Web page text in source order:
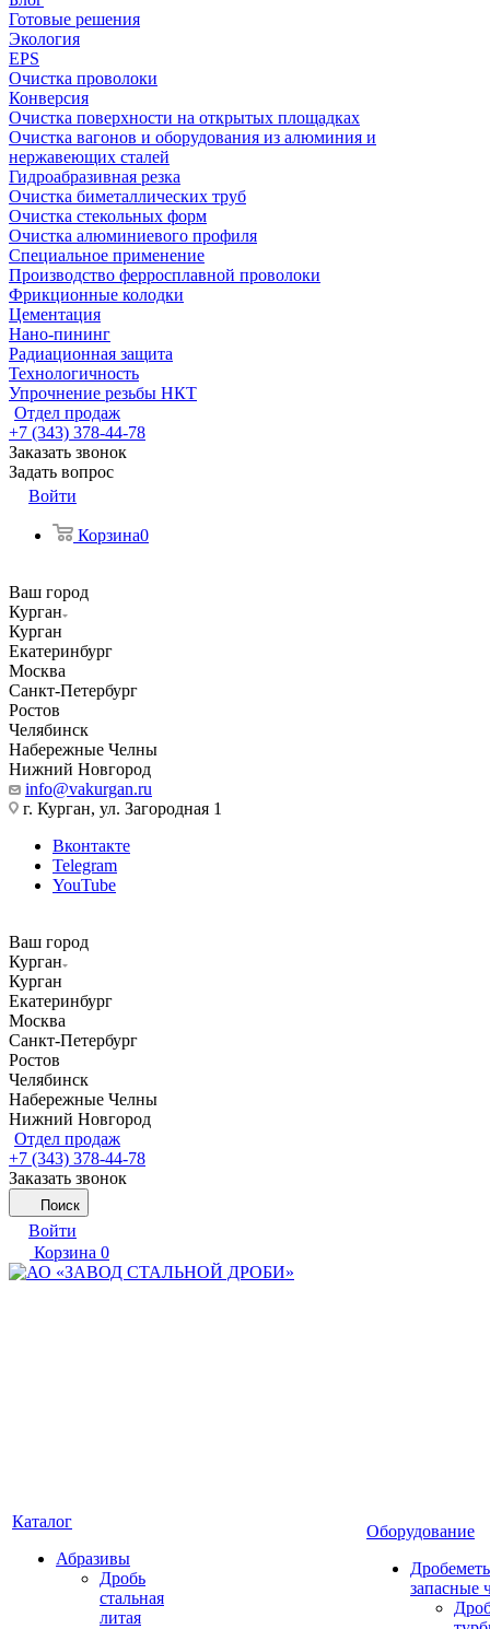
Готовые решения
Экология
EPS
Очистка проволоки
Конверсия
Очистка поверхности на открытых площадках
Очистка вагонов и оборудования из алюминия и
нержавеющих сталей
Гидроабразивная резка
Очистка биметаллических труб
Очистка стекольных форм
Очистка алюминиевого профиля
Специальное применение
Производство ферросплавной проволоки
Фрикционные колодки
Цементация
Нано-пининг
Радиационная защита
Технологичность
Упрочнение резьбы НКТ
Отдел продаж
+7 (343) 378-44-78
Заказать звонок
Задать вопрос
Войти
Корзина0
Ваш город
Курган
Курган
Екатеринбург
Москва
Санкт-Петербург
Ростов
Челябинск
Набережные Челны
Нижний Новгород
info@vakurgan.ru
г. Курган, ул. Загородная 1
Вконтакте
Telegram
YouTube
Ваш город
Курган
Курган
Екатеринбург
Москва
Санкт-Петербург
Ростов
Челябинск
Набережные Челны
Нижний Новгород
Отдел продаж
+7 (343) 378-44-78
Заказать звонок
Поиск
Войти
Корзина 0
Каталог
Абразивы
Дробь
стальная
литая
Оборудование
запасные